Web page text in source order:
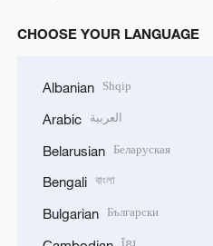
CHOOSE YOUR LANGUAGE
Albanian Shqip
Arabic العربية
Belarusian Беларуская
Bengali বাংলা
Bulgarian Български